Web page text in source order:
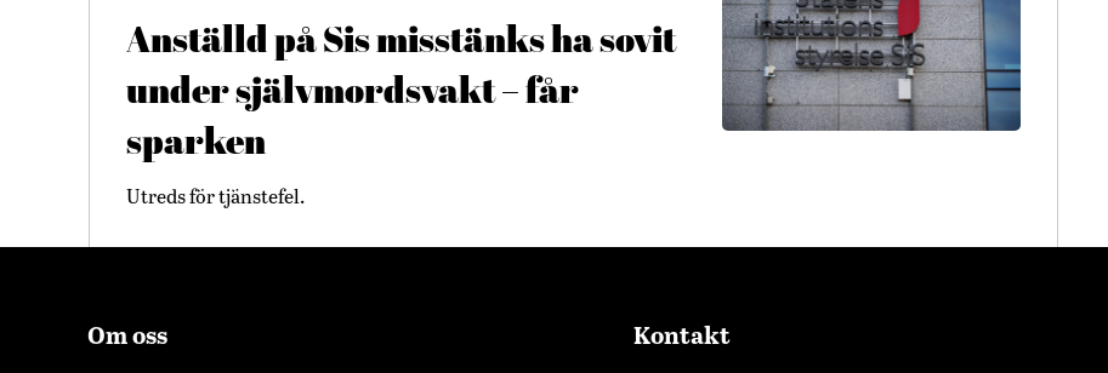
Anställd på Sis misstänks ha sovit
under självmordsvakt – får
sparken
Utreds för tjänstefel.
Om oss Kontakt